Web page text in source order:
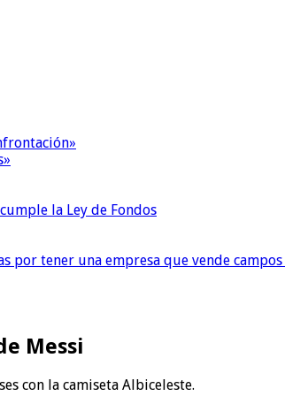
la Ley de Fondos
por tener una empresa que vende
Messi
con la camiseta Albiceleste.